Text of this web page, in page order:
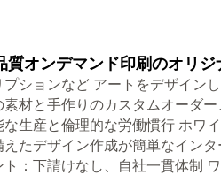
オンデマンド印刷のオリジ
ションなど アートをデザイン
材と手作りのカスタムオーダ
生産と倫理的な労働慣行 ホワ
たデザイン作成が簡単なイン
：下請けなし、自社一貫体制